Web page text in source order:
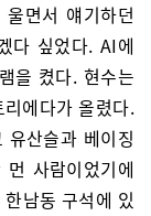
면서 얘기하던
다 싶었다. AI에
을 켰다. 현수는
에다가 올렸다.
산슬과 베이징
사람이었기에
남동 구석에 있